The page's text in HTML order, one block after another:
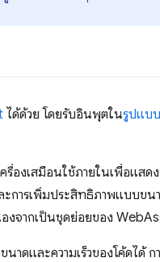
ได้ด้วย โดยรับอินพุตในรูปแบ
รื่องเสมือนใช้ภายในเพื่อแสด
ะการเพิ่มประสิทธิภาพแบบข
จากเป็นชุดย่อยของ
ดและความเร็วของโค้ดได้